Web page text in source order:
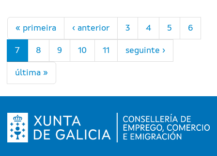
Páxinas
« primeira ‹ anterior 3 4 5 6
7 8 9 10 11 seguinte ›
última »